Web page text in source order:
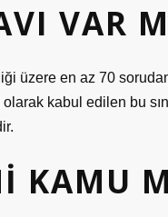
VAR
üzere en az 70
kabul edilen bu
KAMU